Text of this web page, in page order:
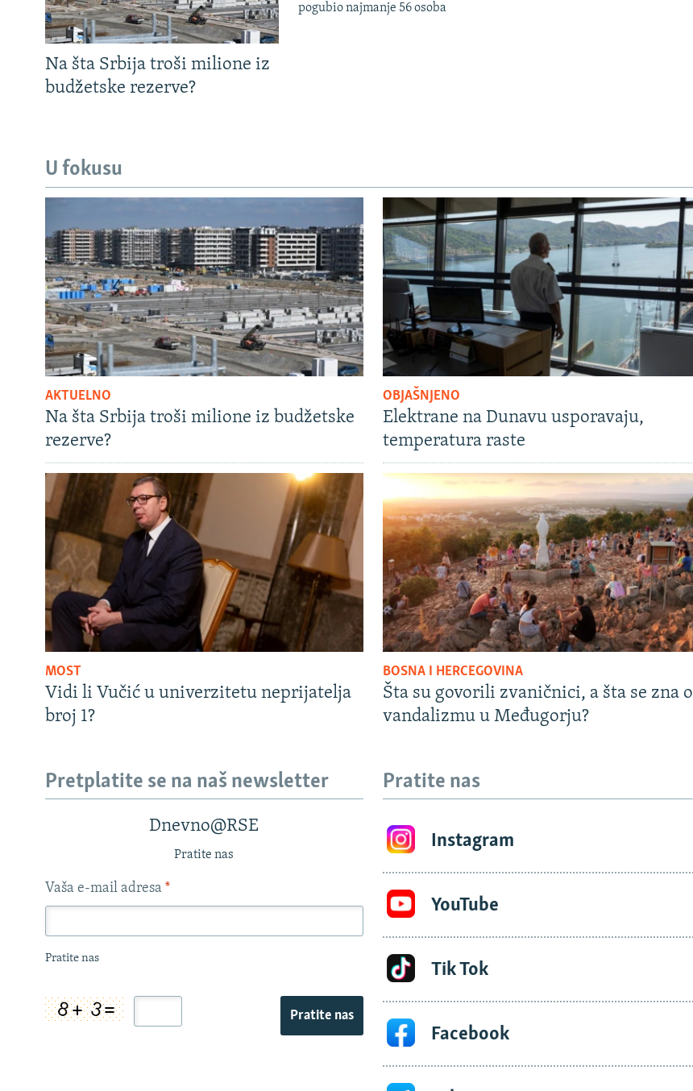
Na šta Srbija troši milione iz
budžetske rezerve?
pogubio najmanje 56 osoba
U fokusu
AKTUELNO
Na šta Srbija troši milione iz budžetske
rezerve?
OBJAŠNJENO
Elektrane na Dunavu usporavaju,
temperatura raste
MOST
Vidi li Vučić u univerzitetu neprijatelja
broj 1?
BOSNA I HERCEGOVINA
Šta su govorili zvaničnici, a šta se zna o
vandalizmu u Međugorju?
Pretplatite se na naš newsletter
Dnevno@RSE
Pratite nas
Vaša e-mail adresa *
Pratite nas
Pratite nas
Pratite nas
Instagram
YouTube
Tik Tok
Facebook